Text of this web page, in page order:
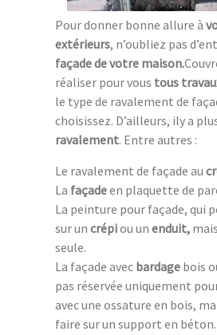
Pour donner bonne allure à
extérieurs, n’oubliez pas
façade de votre maison.
réaliser pour vous tous
le type de ravalement de
choisissez. D’ailleurs, ily a
ravalement. Entre autres :
Le ravalement de façade au
La façadeen plaquette de
La peinture pour façade, qui
sur un crépiou un enduit,
seule.
La façade avec bardage bois
pas réservée uniquement
avec une ossature en bois,
faire sur un support en béton.